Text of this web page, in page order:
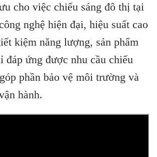
cho việc chiếu sáng đô thị tại
nghệ hiện đại, hiệu suất cao
kiệm năng lượng, sản phẩm
đáp ứng được nhu cầu chiếu
phần bảo vệ môi trường và
hành.